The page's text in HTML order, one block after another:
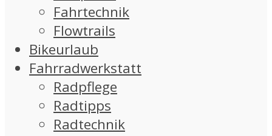
Fahrtechnik
Flowtrails
Bikeurlaub
Fahrradwerkstatt
Radpflege
Radtipps
Radtechnik